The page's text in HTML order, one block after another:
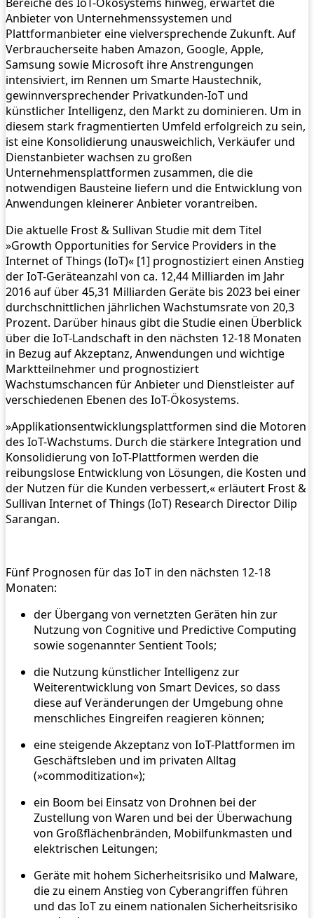
Bereiche des IoT-Ökosystems hinweg, erwartet die
Anbieter von Unternehmenssystemen und
Plattformanbieter eine vielversprechende Zukunft. Auf
Verbraucherseite haben Amazon, Google, Apple,
Samsung sowie Microsoft ihre Anstrengungen
intensiviert, im Rennen um Smarte Haustechnik,
gewinnversprechender Privatkunden-IoT und
künstlicher Intelligenz, den Markt zu dominieren. Um in
diesem stark fragmentierten Umfeld erfolgreich zu sein,
ist eine Konsolidierung unausweichlich, Verkäufer und
Dienstanbieter wachsen zu großen
Unternehmensplattformen zusammen, die die
notwendigen Bausteine liefern und die Entwicklung von
Anwendungen kleinerer Anbieter vorantreiben.
Die aktuelle Frost & Sullivan Studie mit dem Titel
»Growth Opportunities for Service Providers in the
Internet of Things (IoT)« [1] prognostiziert einen Anstieg
der IoT-Geräteanzahl von ca. 12,44 Milliarden im Jahr
2016 auf über 45,31 Milliarden Geräte bis 2023 bei einer
durchschnittlichen jährlichen Wachstumsrate von 20,3
Prozent. Darüber hinaus gibt die Studie einen Überblick
über die IoT-Landschaft in den nächsten 12-18 Monaten
in Bezug auf Akzeptanz, Anwendungen und wichtige
Marktteilnehmer und prognostiziert
Wachstumschancen für Anbieter und Dienstleister auf
verschiedenen Ebenen des IoT-Ökosystems.
»Applikationsentwicklungsplattformen sind die Motoren
des IoT-Wachstums. Durch die stärkere Integration und
Konsolidierung von IoT-Plattformen werden die
reibungslose Entwicklung von Lösungen, die Kosten und
der Nutzen für die Kunden verbessert,« erläutert Frost &
Sullivan Internet of Things (IoT) Research Director Dilip
Sarangan.
Fünf Prognosen für das IoT in den nächsten 12-18
Monaten:
der Übergang von vernetzten Geräten hin zur
Nutzung von Cognitive und Predictive Computing
sowie sogenannter Sentient Tools;
die Nutzung künstlicher Intelligenz zur
Weiterentwicklung von Smart Devices, so dass
diese auf Veränderungen der Umgebung ohne
menschliches Eingreifen reagieren können;
eine steigende Akzeptanz von IoT-Plattformen im
Geschäftsleben und im privaten Alltag
(»commoditization«);
ein Boom bei Einsatz von Drohnen bei der
Zustellung von Waren und bei der Überwachung
von Großflächenbränden, Mobilfunkmasten und
elektrischen Leitungen;
Geräte mit hohem Sicherheitsrisiko und Malware,
die zu einem Anstieg von Cyberangriffen führen
und das IoT zu einem nationalen Sicherheitsrisiko